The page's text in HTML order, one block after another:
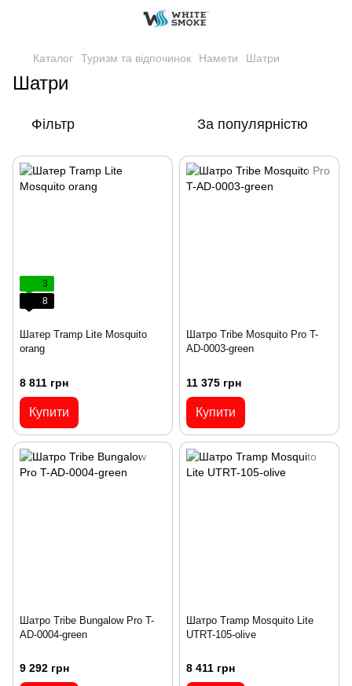
Каталог Туризм та відпочинок Намети Шатри
Шатри
Фільтр За популярністю
3
8
Шатер Tramp Lite Mosquito
orang
8 811 грн
Купити
Шатро Tribe Mosquito Pro T-
AD-0003-green
11 375 грн
Купити
Шатро Tribe Bungalow Pro T-
AD-0004-green
9 292 грн
Шатро Tramp Mosquito Lite
UTRT-105-olive
8 411 грн